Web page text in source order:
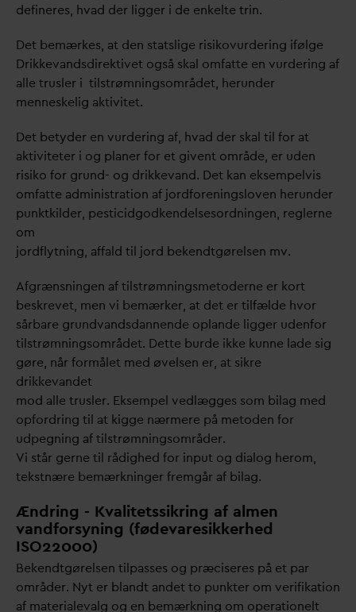
defineres, hvad der ligger i de enkelte trin.
Det bemærkes, at den statslige risikovurdering ifølge
Drikkevandsdirektivet også skal omfatte en vurdering af
alle trusler i tilstrømningsområdet, herunder
menneskelig aktivitet.
Det betyder en vurdering af, hvad der skal til for at
aktiviteter i og planer for et givent område, er uden
risiko for grund- og drikkevand. Det kan eksempelvis
omfatte administration af jordforeningsloven herunder
punktkilder, pesticidgodkendelsesordningen, reglerne
om
jordflytning, affald til jord bekendtgørelsen mv.
Afgrænsningen af tilstrømningsmetoderne er kort
beskrevet, men vi bemærker, at det er tilfælde hvor
sårbare grundvandsdannende oplande ligger udenfor
tilstrømningsområdet. Dette burde ikke kunne lade sig
gøre, når formålet med øvelsen er, at sikre
drikkevandet
mod alle trusler. Eksempel vedlægges som bilag med
opfordring til at kigge nærmere på metoden for
udpegning af tilstrømningsområder.
Vi står gerne til rådighed for input og dialog herom,
tekstnære bemærkninger fremgår af bilag.
Ændring - Kvalitetssikring af almen
vandforsyning (fødevaresikkerhed
ISO22000)
Bekendtgørelsen tilpasses og præciseres på et par
områder. Nyt er blandt andet to punkter om verifikation
af materialevalg og en bemærkning om operationelt